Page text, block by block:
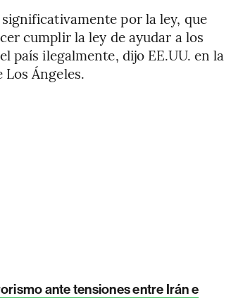
por la ley, que
cumplir la ley de ayudar a los
país ilegalmente, dijo EE.UU. en la
Ángeles.
ante tensiones entre Irán e